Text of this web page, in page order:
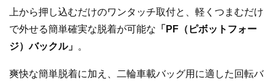
上から押し込むだけのワンタッチ取付と、軽くつまむだけ
で外せる簡単確実な脱着が可能な 「PF（ピボットフォー
ジ）バックル」 。
爽快な簡単脱着に加え、二輪車載バッグ用に適した回転バ